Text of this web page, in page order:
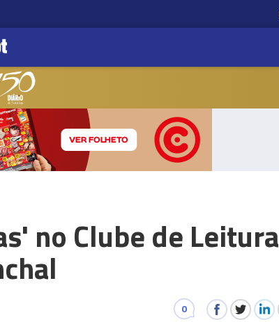
no Clube de Leitura
0